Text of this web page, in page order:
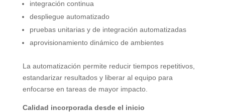
integración continua
despliegue automatizado
pruebas unitarias y de integración automatizadas
aprovisionamiento dinámico de ambientes
La automatización permite reducir tiempos repetitivos,
estandarizar resultados y liberar al equipo para
enfocarse en tareas de mayor impacto.
Calidad incorporada desde el inicio